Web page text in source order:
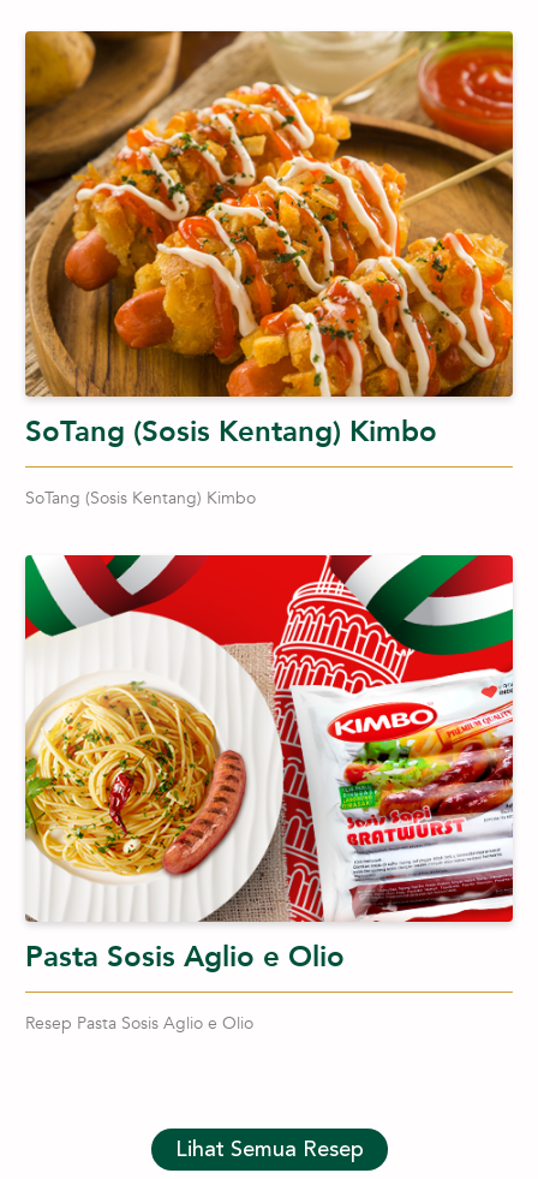
SoTang (Sosis Kentang) Kimbo
SoTang (Sosis Kentang) Kimbo
Pasta Sosis Aglio e Olio
Resep Pasta Sosis Aglio e Olio
Lihat Semua Resep